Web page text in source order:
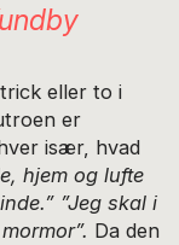
eller to i
er
især, hvad
hjem og lufte
”Jeg skal i
Da den